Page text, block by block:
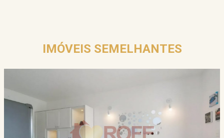
IMÓVEIS SEMELHANTES